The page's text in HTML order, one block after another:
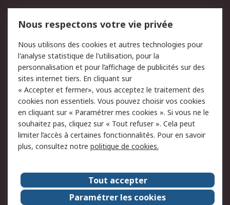
du site
Politique de protection
des données - Mise à
jour
Sécurité des E-mails
Conditions générales
de vente
Politique anti-
corruption
Campagnes marketing
A propos de RS
A propos de RS France
Evénements
Le groupe RS Group Plc
Presse
RS dans le monde
Démarche RSE
Nous respectons votre vie privée
Nous utilisons des cookies et autres technologies pour
l'analyse statistique de l'utilisation, pour la
personnalisation et pour l’affichage de publicités sur des
sites internet tiers. En cliquant sur
« Accepter et fermer», vous acceptez le traitement des
cookies non essentiels. Vous pouvez choisir vos cookies
en cliquant sur « Paramétrer mes cookies ». Si vous ne le
souhaitez pas, cliquez sur « Tout refuser ». Cela peut
limiter l’accès à certaines fonctionnalités. Pour en savoir
plus, consultez notre politique de cookies.
Tout accepter
Paramétrer les cookies